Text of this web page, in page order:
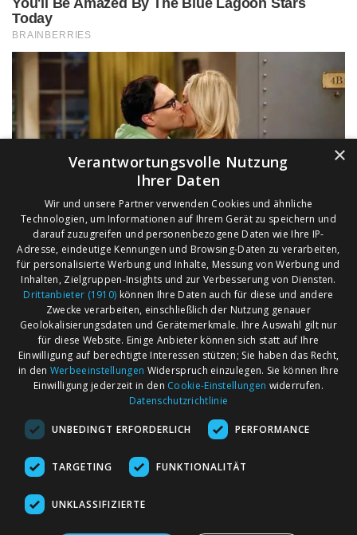
AGB
Impressum
Kontakt
Märkte nach Bundesländern
Märkte nach PLZ
Märkte nach Umkreis
Flohmarkt
×
Verantwortungsvolle Nutzung
Ihrer Daten
Wir und unsere Partner verwenden Cookies und ähnliche
Technologien, um Informationen auf Ihrem Gerät zu speichern und
darauf zuzugreifen und personenbezogene Daten wie Ihre IP-
Adresse, eindeutige Kennungen und Browsing-Daten zu verarbeiten,
für personalisierte Werbung und Inhalte, Messung von Werbung und
Inhalten, Zielgruppen-Insights und zur Verbesserung von Diensten.
Drittanbieter (1910) können Ihre Daten auch für diese und andere
Zwecke verarbeiten, einschließlich der Nutzung genauer
Geolokalisierungsdaten und Gerätemerkmale. Ihre Auswahl gilt nur
für diese Website. Einige Anbieter können sich statt auf Ihre
Einwilligung auf berechtigte Interessen stützen; Sie haben das Recht,
in den Werbeeinstellungen Widerspruch einzulegen. Sie können Ihre
Einwilligung jederzeit in den Cookie-Einstellungen widerrufen.
Datenschutzrichtlinie
UNBEDINGT ERFORDERLICH PERFORMANCE
TARGETING FUNKTIONALITÄT
UNKLASSIFIZIERTE